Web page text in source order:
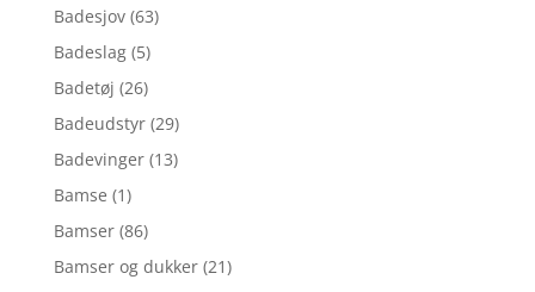
Badesjov (63)
Badeslag (5)
Badetøj (26)
Badeudstyr (29)
Badevinger (13)
Bamse (1)
Bamser (86)
Bamser og dukker (21)